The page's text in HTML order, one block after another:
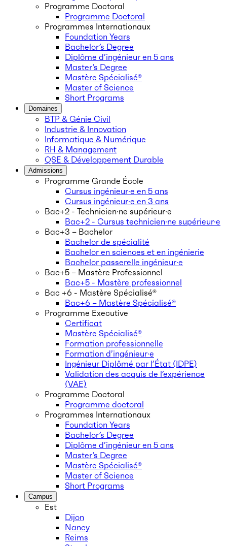
Programme Doctoral
Programme Doctoral
Programmes Internationaux
Foundation Years
Bachelor’s Degree
Diplôme d’ingénieur en 5 ans
Master’s Degree
Mastère Spécialisé®
Master of Science
Short Programs
Domaines
BTP & Génie Civil
Industrie & Innovation
Informatique & Numérique
RH & Management
QSE & Développement Durable
Admissions
Programme Grande École
Cursus ingénieur·e en 5 ans
Cursus ingénieur·e en 3 ans
Bac+2 - Technicien·ne supérieur·e
Bac+2 - Cursus technicien·ne supérieur·e
Bac+3 – Bachelor
Bachelor de spécialité
Bachelor en sciences et en ingénierie
Bachelor passerelle ingénieur·e
Bac+5 – Mastère Professionnel
Bac+5 - Mastère professionnel
Bac +6 - Mastère Spécialisé®
Bac+6 – Mastère Spécialisé®
Programme Executive
Certificat
Mastère Spécialisé®
Formation professionnelle
Formation d’ingénieur·e
Ingénieur Diplômé par l’État (IDPE)
Validation des acquis de l’expérience
(VAE)
Programme Doctoral
Programme doctoral
Programmes Internationaux
Foundation Years
Bachelor’s Degree
Diplôme d’ingénieur en 5 ans
Master’s Degree
Mastère Spécialisé®
Master of Science
Short Programs
Campus
Est
Dijon
Nancy
Reims